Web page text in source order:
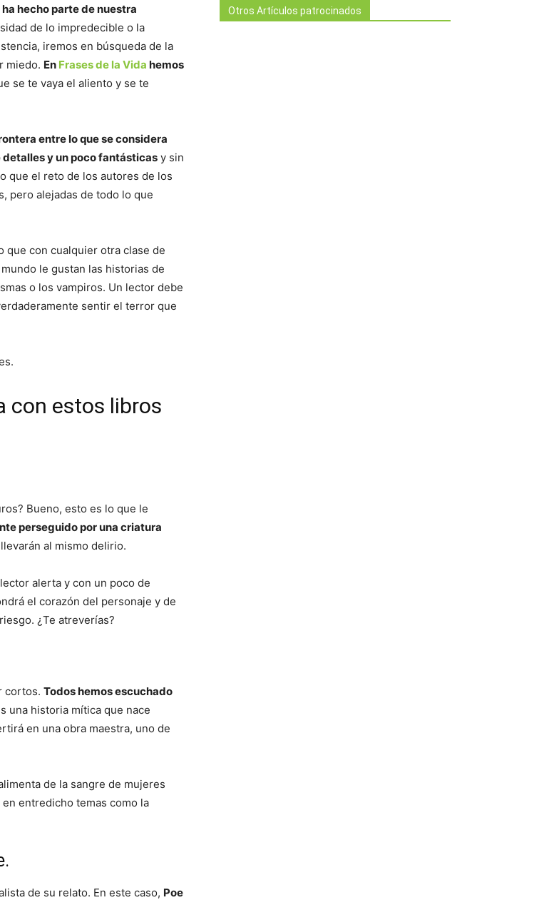
hecho parte de nuestra
de lo impredecible o la
iremos en búsqueda de la
miedo. En Frases de la Vida hemos
se te vaya el aliento y se te
entre lo que se considera
y un poco fantásticas y sin
que el reto de los autores de los
pero alejadas de todo lo que
que con cualquier otra clase de
le gustan las historias de
o los vampiros. Un lector debe
sentir el terror que
con estos libros
Bueno, esto es lo que le
perseguido por una criatura
al mismo delirio.
alerta y con un poco de
el corazón del personaje y de
¿Te atreverías?
cortos. Todos hemos escuchado
una historia mítica que nace
en una obra maestra, uno de
de la sangre de mujeres
entredicho temas como la
de su relato. En este caso, Poe
Otros Artículos patrocinados